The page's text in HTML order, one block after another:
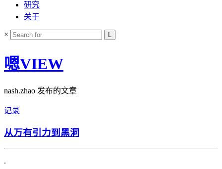
研究
关于
×
嗯VIEW
nash.zhao 发布的文章
记录
从万有引力到黑洞
.